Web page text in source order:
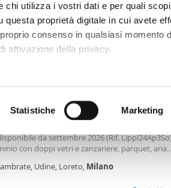
utilizza i vostri dati e per quali
proprietà digitale in cui avete
consenso in qualsiasi momento
attivazione della privacy.
alla ricerca di caratteristiche
e imposta le tue preferenze
qualsiasi momento dalla
per fornire funzionalità dei
Statistiche Marketing
Ordine Mioaffitto
lambrate, udine, loreto
da settembre 2026 (Rif.
con doppi vetri e zanzariere, parquet, aria
camere matrimoniali di cui una con cabina
Udine, Loreto, Milano